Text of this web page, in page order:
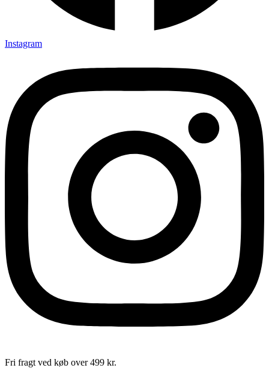
Instagram
Fri fragt ved køb over 499 kr.